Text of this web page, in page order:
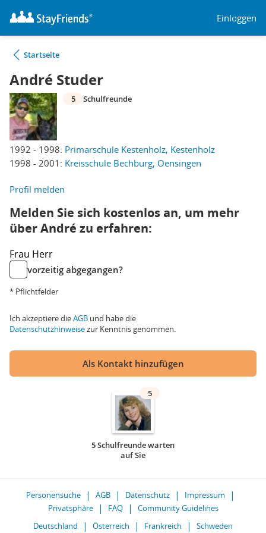
Einloggen
Startseite
André Studer
1992 - 1998: Primarschule Kestenholz, Kestenholz
1998 - 2001: Kreisschule Bechburg, Oensingen
5 Schulfreunde
Profil melden
Melden Sie sich kostenlos an, um mehr
über André zu erfahren:
Frau Herr
vorzeitig abgegangen?
* Pflichtfelder
Ich akzeptiere dieAGB und habe die
Datenschutzhinweisezur Kenntnis genommen.
Als Kontakt hinzufügen
5
5 Schulfreunde warten
auf Sie
Personensuche AGB Datenschutz
Impressum
Privatsphäre
FAQ
Community Guidelines
Deutschland
Österreich Frankreich Schweden